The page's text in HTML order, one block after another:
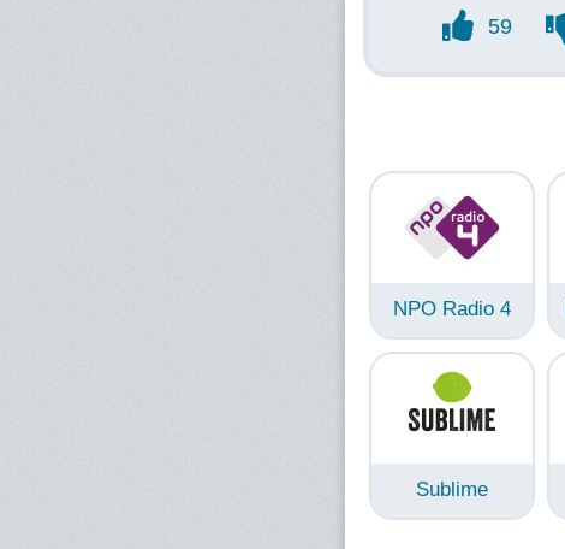
59
NPO Radio 4
Sublime